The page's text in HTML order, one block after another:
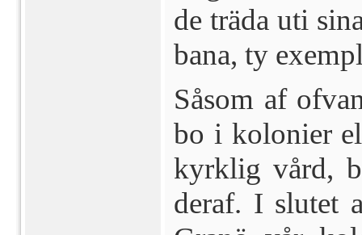
de träda uti
bana, ty
Såsom af
bo i kolonier
kyrklig vård,
deraf. I slutet